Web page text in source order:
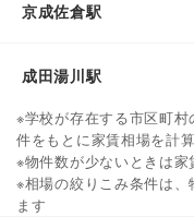
京成佐倉駅
成田湯川駅
※学校が存在する市区町
件をもとに家賃相場を計
※物件数が少ないときは
※相場の絞りこみ条件は
ます